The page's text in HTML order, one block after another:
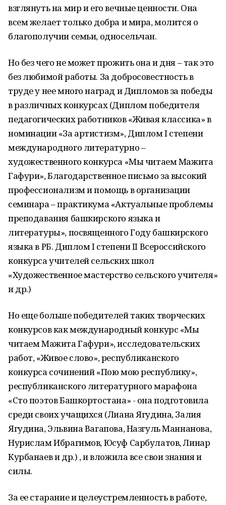
взглянуть на мир и его вечные ценности. Она
всем желает только добра и мира, молится о
благополучии семьи, односельчан.
Но без чего не может прожить она и дня – так это
без любимой работы. За добросовестность в
труде у нее много наград и Дипломов за победы
в различных конкурсах (Диплом победителя
педагогических работников «Живая классика» в
номинации «За артистизм», Диплом I степени
международного литературно –
художественного конкурса «Мы читаем Мажита
Гафури», Благодарственное письмо за высокий
профессионализм и помощь в организации
семинара – практикума «Актуальные проблемы
преподавания башкирского языка и
литературы», посвященного Году башкирского
языка в РБ. Диплом I степени II Всероссийского
конкурса учителей сельских школ
«Художественное мастерство сельского учителя»
и др.)
Но еще больше победителей таких творческих
конкурсов как международный конкурс «Мы
читаем Мажита Гафури», исследовательских
работ, «Живое слово», республиканского
конкурса сочинений «Пою мою республику»,
республиканского литературного марафона
«Сто поэтов Башкортостана» - она подготовила
среди своих учащихся (Лиана Ягудина, Залия
Ягудина, Эльвина Вагапова, Назгуль Маннанова,
Нурислам Ибрагимов, Юсуф Сарбулатов, Линар
Курбанаев и др.) , и вложила все свои знания и
силы.
За ее старание и целеустремленность в работе,